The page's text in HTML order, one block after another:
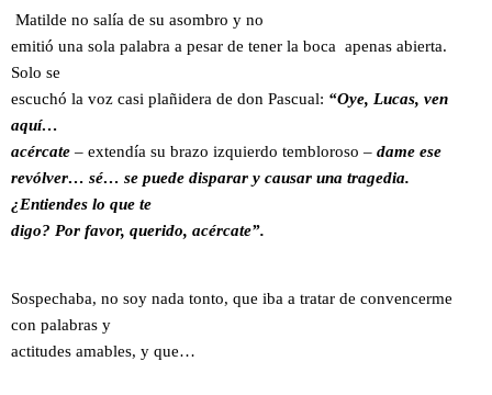
Matilde no salía de su asombro y no
emitió una sola palabra a pesar de tener la boca apenas abierta.
Solo se
escuchó la voz casi plañidera de don Pascual: “Oye, Lucas, ven
aquí…
acércate – extendía su brazo izquierdo tembloroso – dame ese
revólver… sé… se puede disparar y causar una tragedia.
¿Entiendes lo que te
digo? Por favor, querido, acércate”.
Sospechaba, no soy nada tonto, que iba a tratar de convencerme
con palabras y
actitudes amables, y que…